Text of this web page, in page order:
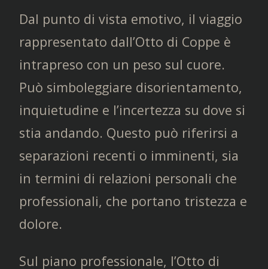
Dal punto di vista emotivo, il viaggio
rappresentato dall’Otto di Coppe è
intrapreso con un peso sul cuore.
Può simboleggiare disorientamento,
inquietudine e l’incertezza su dove si
stia andando. Questo può riferirsi a
separazioni recenti o imminenti, sia
in termini di relazioni personali che
professionali, che portano tristezza e
dolore.
Sul piano professionale, l’Otto di